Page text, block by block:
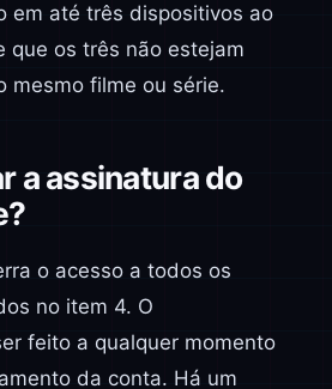
em até três dispositivos ao
que os três não estejam
mesmo filme ou série.
a assinatura do
o acesso a todos os
no item 4. O
feito a qualquer momento
da conta. Há um